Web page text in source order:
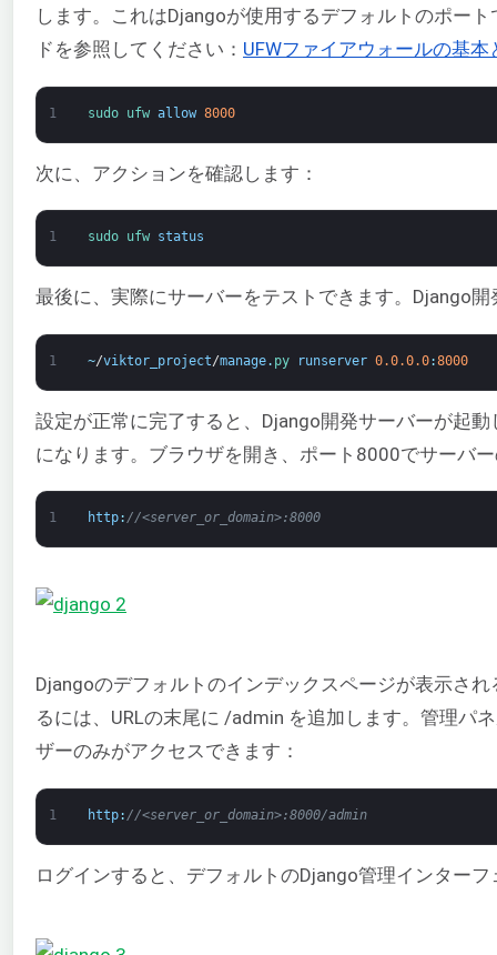
します。これはDjangoが使用するデフォルトのポー
ドを参照してください： UFWファイアウォールの基本
1 sudo ufw allow 8000
次に、アクションを確認します：
1 sudo ufw status
最後に、実際にサーバーをテストできます。Django
1 ~/viktor_project/manage. py runserver 0.0.0.0:8000
設定が正常に完了すると、Django開発サーバーが起
になります。ブラウザを開き、ポート8000でサーバ
1 http: //<server_or_domain>:8000
Djangoのデフォルトのインデックスページが表示さ
るには、URLの末尾に /admin を追加します。管理パ
ザーのみがアクセスできます：
1 http: //<server_or_domain>:8000/admin
ログインすると、デフォルトのDjango管理インター